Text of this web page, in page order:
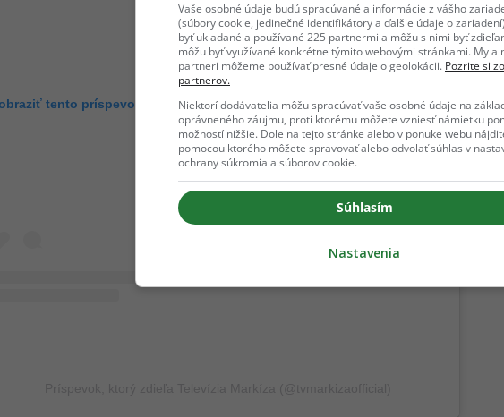
tento príspevok na Instagrame
Vaše osobné údaje budú spracúvané a informácie z vášho
(súbory cookie, jedinečné identifikátory a ďalšie údaje o
byť ukladané a používané 225 partnermi a môžu s nimi byť
môžu byť využívané konkrétne týmito webovými stránkami. My a
partneri môžeme používať presné údaje o geolokácii. Pozrite si
partnerov.
Niektorí dodávatelia môžu spracúvať vaše osobné údaje na
oprávneného záujmu, proti ktorému môžete vzniesť námietku
možností nižšie. Dole na tejto stránke alebo v ponuke webu
pomocou ktorého môžete spravovať alebo odvolať súhlas v
ochrany súkromia a súborov cookie.
Súhlasím
Nastavenia